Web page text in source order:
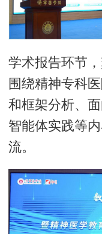
学术报告环节
围绕精神专科
和框架分析、
智能体实践等
流。